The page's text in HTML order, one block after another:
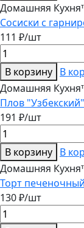
Домашняя
Сосиски с
111 ₽/шт
В корзину В
Домашняя
Плов
191 ₽/шт
В корзину В
Домашняя
Торт
130 ₽/шт